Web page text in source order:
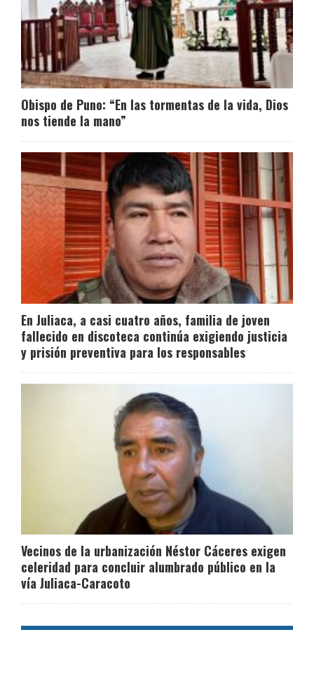
Obispo de Puno: “En las tormentas de la vida, Dios
nos tiende la mano”
En Juliaca, a casi cuatro años, familia de joven
fallecido en discoteca continúa exigiendo justicia
y prisión preventiva para los responsables
Vecinos de la urbanización Néstor Cáceres exigen
celeridad para concluir alumbrado público en la
vía Juliaca-Caracoto